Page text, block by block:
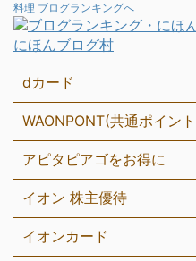
料理 ブログランキングへ
にほんブログ村
dカード
WAONPONT(共通ポイン
アピタピアゴをお得に
イオン 株主優待
イオンカード